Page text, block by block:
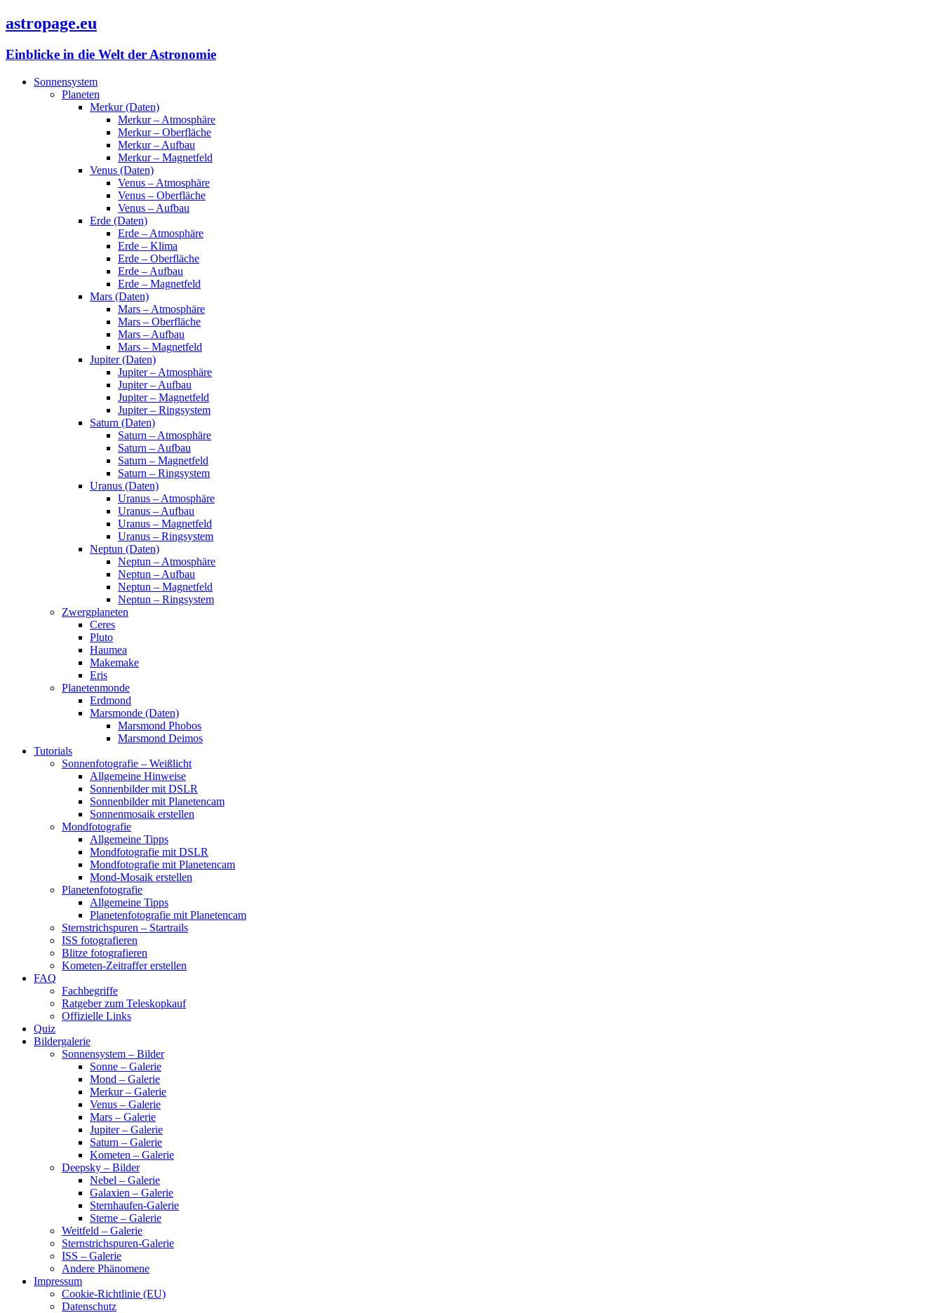
astropage.eu
Einblicke in die Welt der Astronomie
Sonnensystem
Planeten
Merkur (Daten)
Merkur – Atmosphäre
Merkur – Oberfläche
Merkur – Aufbau
Merkur – Magnetfeld
Venus (Daten)
Venus – Atmosphäre
Venus – Oberfläche
Venus – Aufbau
Erde (Daten)
Erde – Atmosphäre
Erde – Klima
Erde – Oberfläche
Erde – Aufbau
Erde – Magnetfeld
Mars (Daten)
Mars – Atmosphäre
Mars – Oberfläche
Mars – Aufbau
Mars – Magnetfeld
Jupiter (Daten)
Jupiter – Atmosphäre
Jupiter – Aufbau
Jupiter – Magnetfeld
Jupiter – Ringsystem
Saturn (Daten)
Saturn – Atmosphäre
Saturn – Aufbau
Saturn – Magnetfeld
Saturn – Ringsystem
Uranus (Daten)
Uranus – Atmosphäre
Uranus – Aufbau
Uranus – Magnetfeld
Uranus – Ringsystem
Neptun (Daten)
Neptun – Atmosphäre
Neptun – Aufbau
Neptun – Magnetfeld
Neptun – Ringsystem
Zwergplaneten
Ceres
Pluto
Haumea
Makemake
Eris
Planetenmonde
Erdmond
Marsmonde (Daten)
Marsmond Phobos
Marsmond Deimos
Tutorials
Sonnenfotografie – Weißlicht
Allgemeine Hinweise
Sonnenbilder mit DSLR
Sonnenbilder mit Planetencam
Sonnenmosaik erstellen
Mondfotografie
Allgemeine Tipps
Mondfotografie mit DSLR
Mondfotografie mit Planetencam
Mond-Mosaik erstellen
Planetenfotografie
Allgemeine Tipps
Planetenfotografie mit Planetencam
Sternstrichspuren – Startrails
ISS fotografieren
Blitze fotografieren
Kometen-Zeitraffer erstellen
FAQ
Fachbegriffe
Ratgeber zum Teleskopkauf
Offizielle Links
Quiz
Bildergalerie
Sonnensystem – Bilder
Sonne – Galerie
Mond – Galerie
Merkur – Galerie
Venus – Galerie
Mars – Galerie
Jupiter – Galerie
Saturn – Galerie
Kometen – Galerie
Deepsky – Bilder
Nebel – Galerie
Galaxien – Galerie
Sternhaufen-Galerie
Sterne – Galerie
Weitfeld – Galerie
Sternstrichspuren-Galerie
ISS – Galerie
Andere Phänomene
Impressum
Cookie-Richtlinie (EU)
Datenschutz